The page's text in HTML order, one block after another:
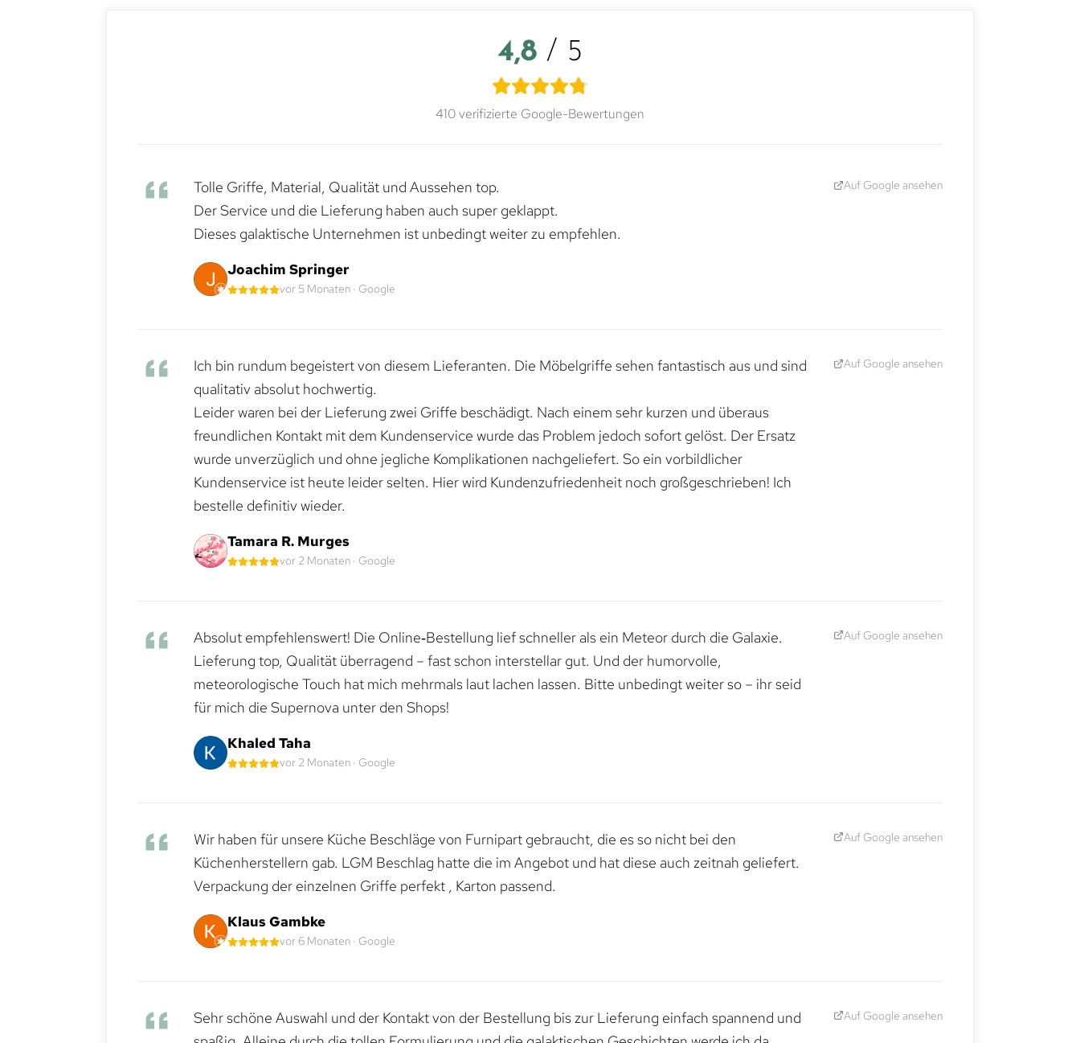
4,8 / 5
410 verifizierte Google-Bewertungen
Tolle Griffe, Material, Qualität und Aussehen top.
Der Service und die Lieferung haben auch super geklappt.
Dieses galaktische Unternehmen ist unbedingt weiter zu empfehlen.
Joachim Springer
vor 5 Monaten · Google
Auf Google ansehen
Ich bin rundum begeistert von diesem Lieferanten. Die Möbelgriffe sehen fantastisch aus und sind
qualitativ absolut hochwertig.
Leider waren bei der Lieferung zwei Griffe beschädigt. Nach einem sehr kurzen und überaus
freundlichen Kontakt mit dem Kundenservice wurde das Problem jedoch sofort gelöst. Der Ersatz
wurde unverzüglich und ohne jegliche Komplikationen nachgeliefert. So ein vorbildlicher
Kundenservice ist heute leider selten. Hier wird Kundenzufriedenheit noch großgeschrieben! Ich
bestelle definitiv wieder.
Tamara R. Murges
vor 2 Monaten · Google
Auf Google ansehen
Absolut empfehlenswert! Die Online‑Bestellung lief schneller als ein Meteor durch die Galaxie.
Lieferung top, Qualität überragend – fast schon interstellar gut. Und der humorvolle,
meteorologische Touch hat mich mehrmals laut lachen lassen. Bitte unbedingt weiter so – ihr seid
für mich die Supernova unter den Shops!
Khaled Taha
vor 2 Monaten · Google
Auf Google ansehen
Wir haben für unsere Küche Beschläge von Furnipart gebraucht, die es so nicht bei den
Küchenherstellern gab. LGM Beschlag hatte die im Angebot und hat diese auch zeitnah geliefert.
Verpackung der einzelnen Griffe perfekt , Karton passend.
Klaus Gambke
vor 6 Monaten · Google
Auf Google ansehen
Sehr schöne Auswahl und der Kontakt von der Bestellung bis zur Lieferung einfach spannend und
Auf Google ansehen